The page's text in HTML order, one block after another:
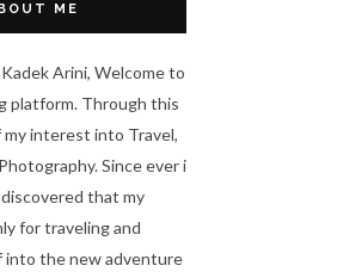
ME
Arini, Welcome to
platform. Through this
my interest into Travel,
Since ever i
that my
for traveling and
into the new adventure